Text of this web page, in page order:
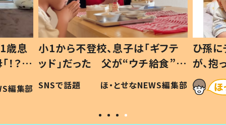
歳息
？」
編集部
小1から不登校、息子は「ギフテ
ッド」だった 父が“ウチ給食”を
作り続ける理由とは #令和の親
#令和の子
SNSで話題 ほ・とせなNEWS編集部
ひ孫
が、
「涙が
い」